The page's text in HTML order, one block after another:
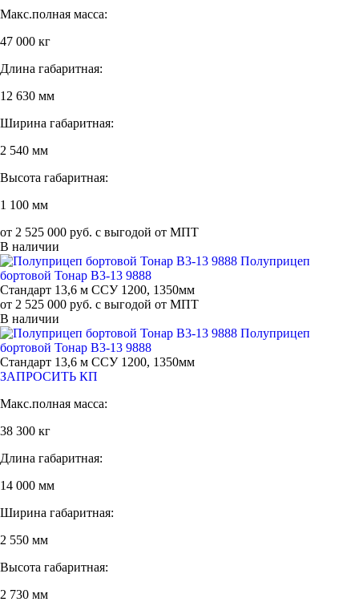
Макс.полная масса:
47 000 кг
Длина габаритная:
12 630 мм
Ширина габаритная:
2 540 мм
Высота габаритная:
1 100 мм
от 2 525 000 руб. с выгодой от МПТ
В наличии
Полуприцеп
бортовой Тонар B3-13 9888
Стандарт 13,6 м ССУ 1200, 1350мм
от 2 525 000 руб. с выгодой от МПТ
В наличии
Полуприцеп
бортовой Тонар B3-13 9888
Стандарт 13,6 м ССУ 1200, 1350мм
ЗАПРОСИТЬ КП
Макс.полная масса:
38 300 кг
Длина габаритная:
14 000 мм
Ширина габаритная:
2 550 мм
Высота габаритная:
2 730 мм